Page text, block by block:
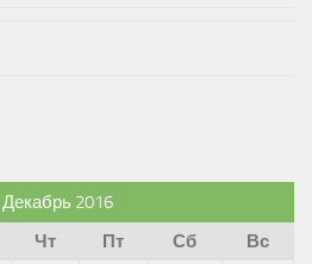
Декабрь 2016
Чт Пт Сб Вс